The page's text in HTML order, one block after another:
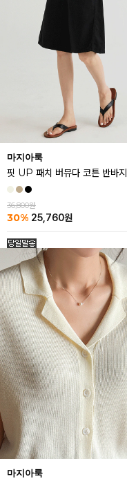
마지아룩
핏 UP 패치 버뮤다 코튼 반바지
36,800원
30% 25,760원
마지아룩